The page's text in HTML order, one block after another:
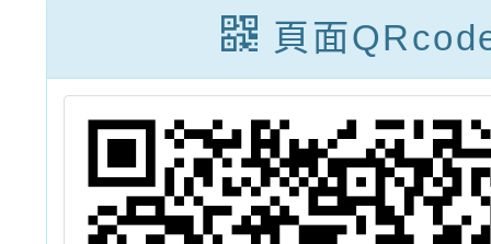
之「
感銅
頁面